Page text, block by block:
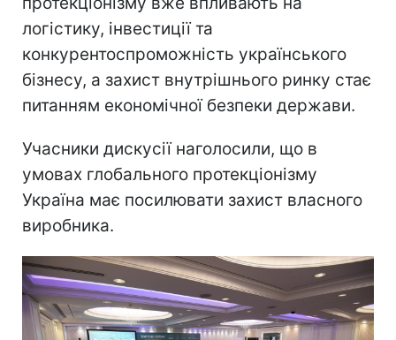
логістику, інвестиції та
конкурентоспроможність українського
бізнесу, а захист внутрішнього ринку стає
питанням економічної безпеки держави.
Учасники дискусії наголосили, що в
умовах глобального протекціонізму
Україна має посилювати захист власного
виробника.